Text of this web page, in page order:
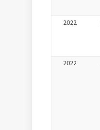
2022
2022